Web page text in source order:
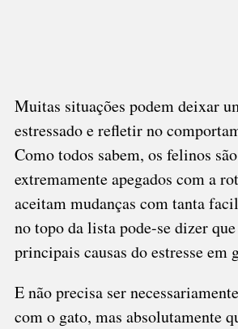
Muitas situações podem deixar
estressado e refletir no
Como todos sabem, os felinos
extremamente apegados com a
aceitam mudanças com tanta
no topo da lista pode-se dizer que
principais causas do estresse em
E não precisa ser
com o gato, mas absolutamente